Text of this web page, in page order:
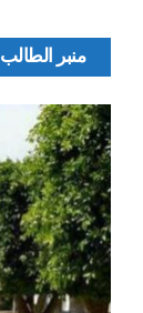
منبر الطالب